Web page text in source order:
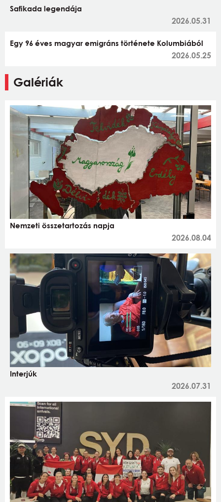
Safikada legendája
2026.05.31
Egy 96 éves magyar emigráns története Kolumbiából
2026.05.25
Galériák
Nemzeti összetartozás napja
2026.08.04
Interjúk
2026.07.31